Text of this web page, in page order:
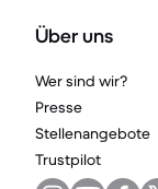
Über uns
Wer sind wir?
Presse
Stellenangebote
Trustpilot